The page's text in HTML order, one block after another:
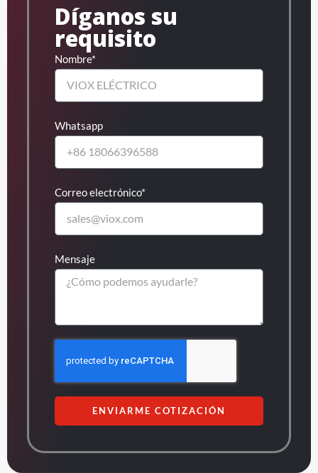
Díganos su
requisito
Nombre*
Whatsapp
Correo electrónico*
Mensaje
ENVIARME COTIZACIÓN